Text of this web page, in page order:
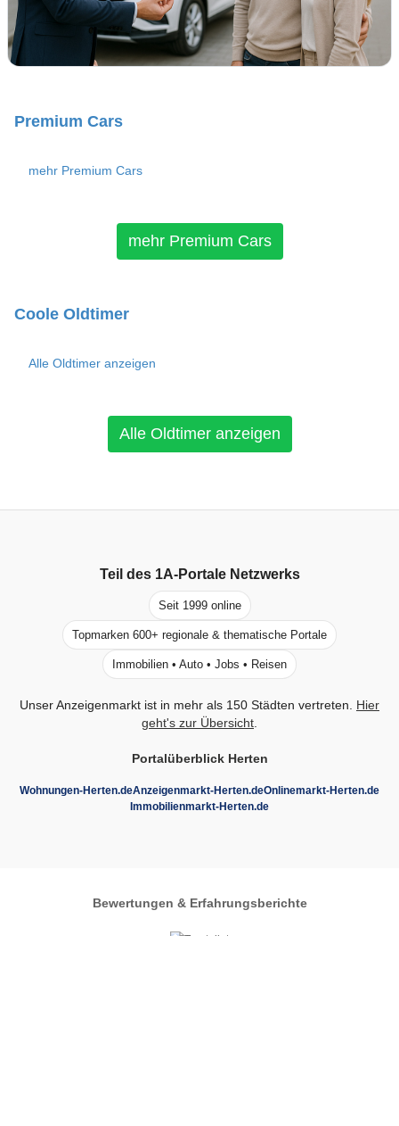
Premium Cars
mehr Premium Cars
mehr Premium Cars
Coole Oldtimer
Alle Oldtimer anzeigen
Alle Oldtimer anzeigen
Teil des 1A-PortaleNetzwerks
Seit 1999 online
Topmarken 600+ regionale & thematische Portale
Immobilien • Auto • Jobs • Reisen
Unser Anzeigenmarkt ist in mehr als 150 Städten vertreten.
Hier
geht's zur Übersicht
Portalüberblick Herten
Wohnungen-Herten.deAnzeigenmarkt-Herten.deOnlinemarkt-Herten.de
Immobilienmarkt-Herten.de
Bewertungen & Erfahrungsberichte